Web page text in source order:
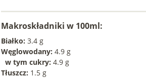
Makroskładniki w 100ml:
Białko: 3.4 g
Węglowodany: 4.9 g
w tym cukry: 4.9 g
Tłuszcz: 1.5 g